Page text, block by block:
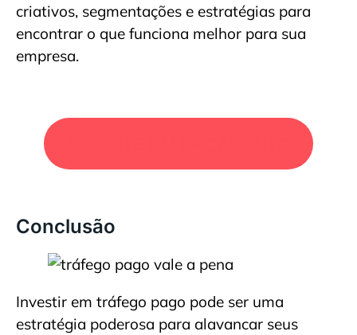
criativos, segmentações e estratégias para
encontrar o que funciona melhor para sua
empresa.
Conclusão
Investir em tráfego pago pode ser uma
estratégia poderosa para alavancar seus